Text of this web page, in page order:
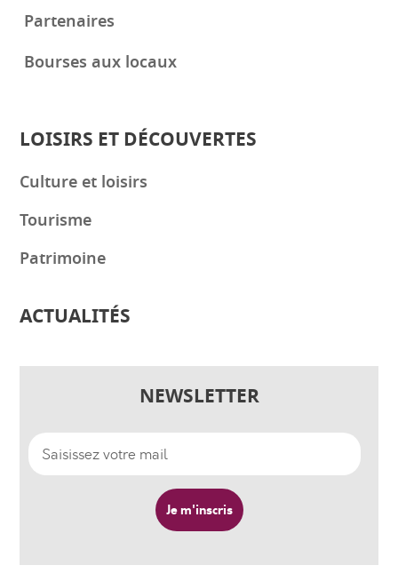
Partenaires
Bourses aux locaux
LOISIRS ET DÉCOUVERTES
Culture et loisirs
Tourisme
Patrimoine
ACTUALITÉS
NEWSLETTER